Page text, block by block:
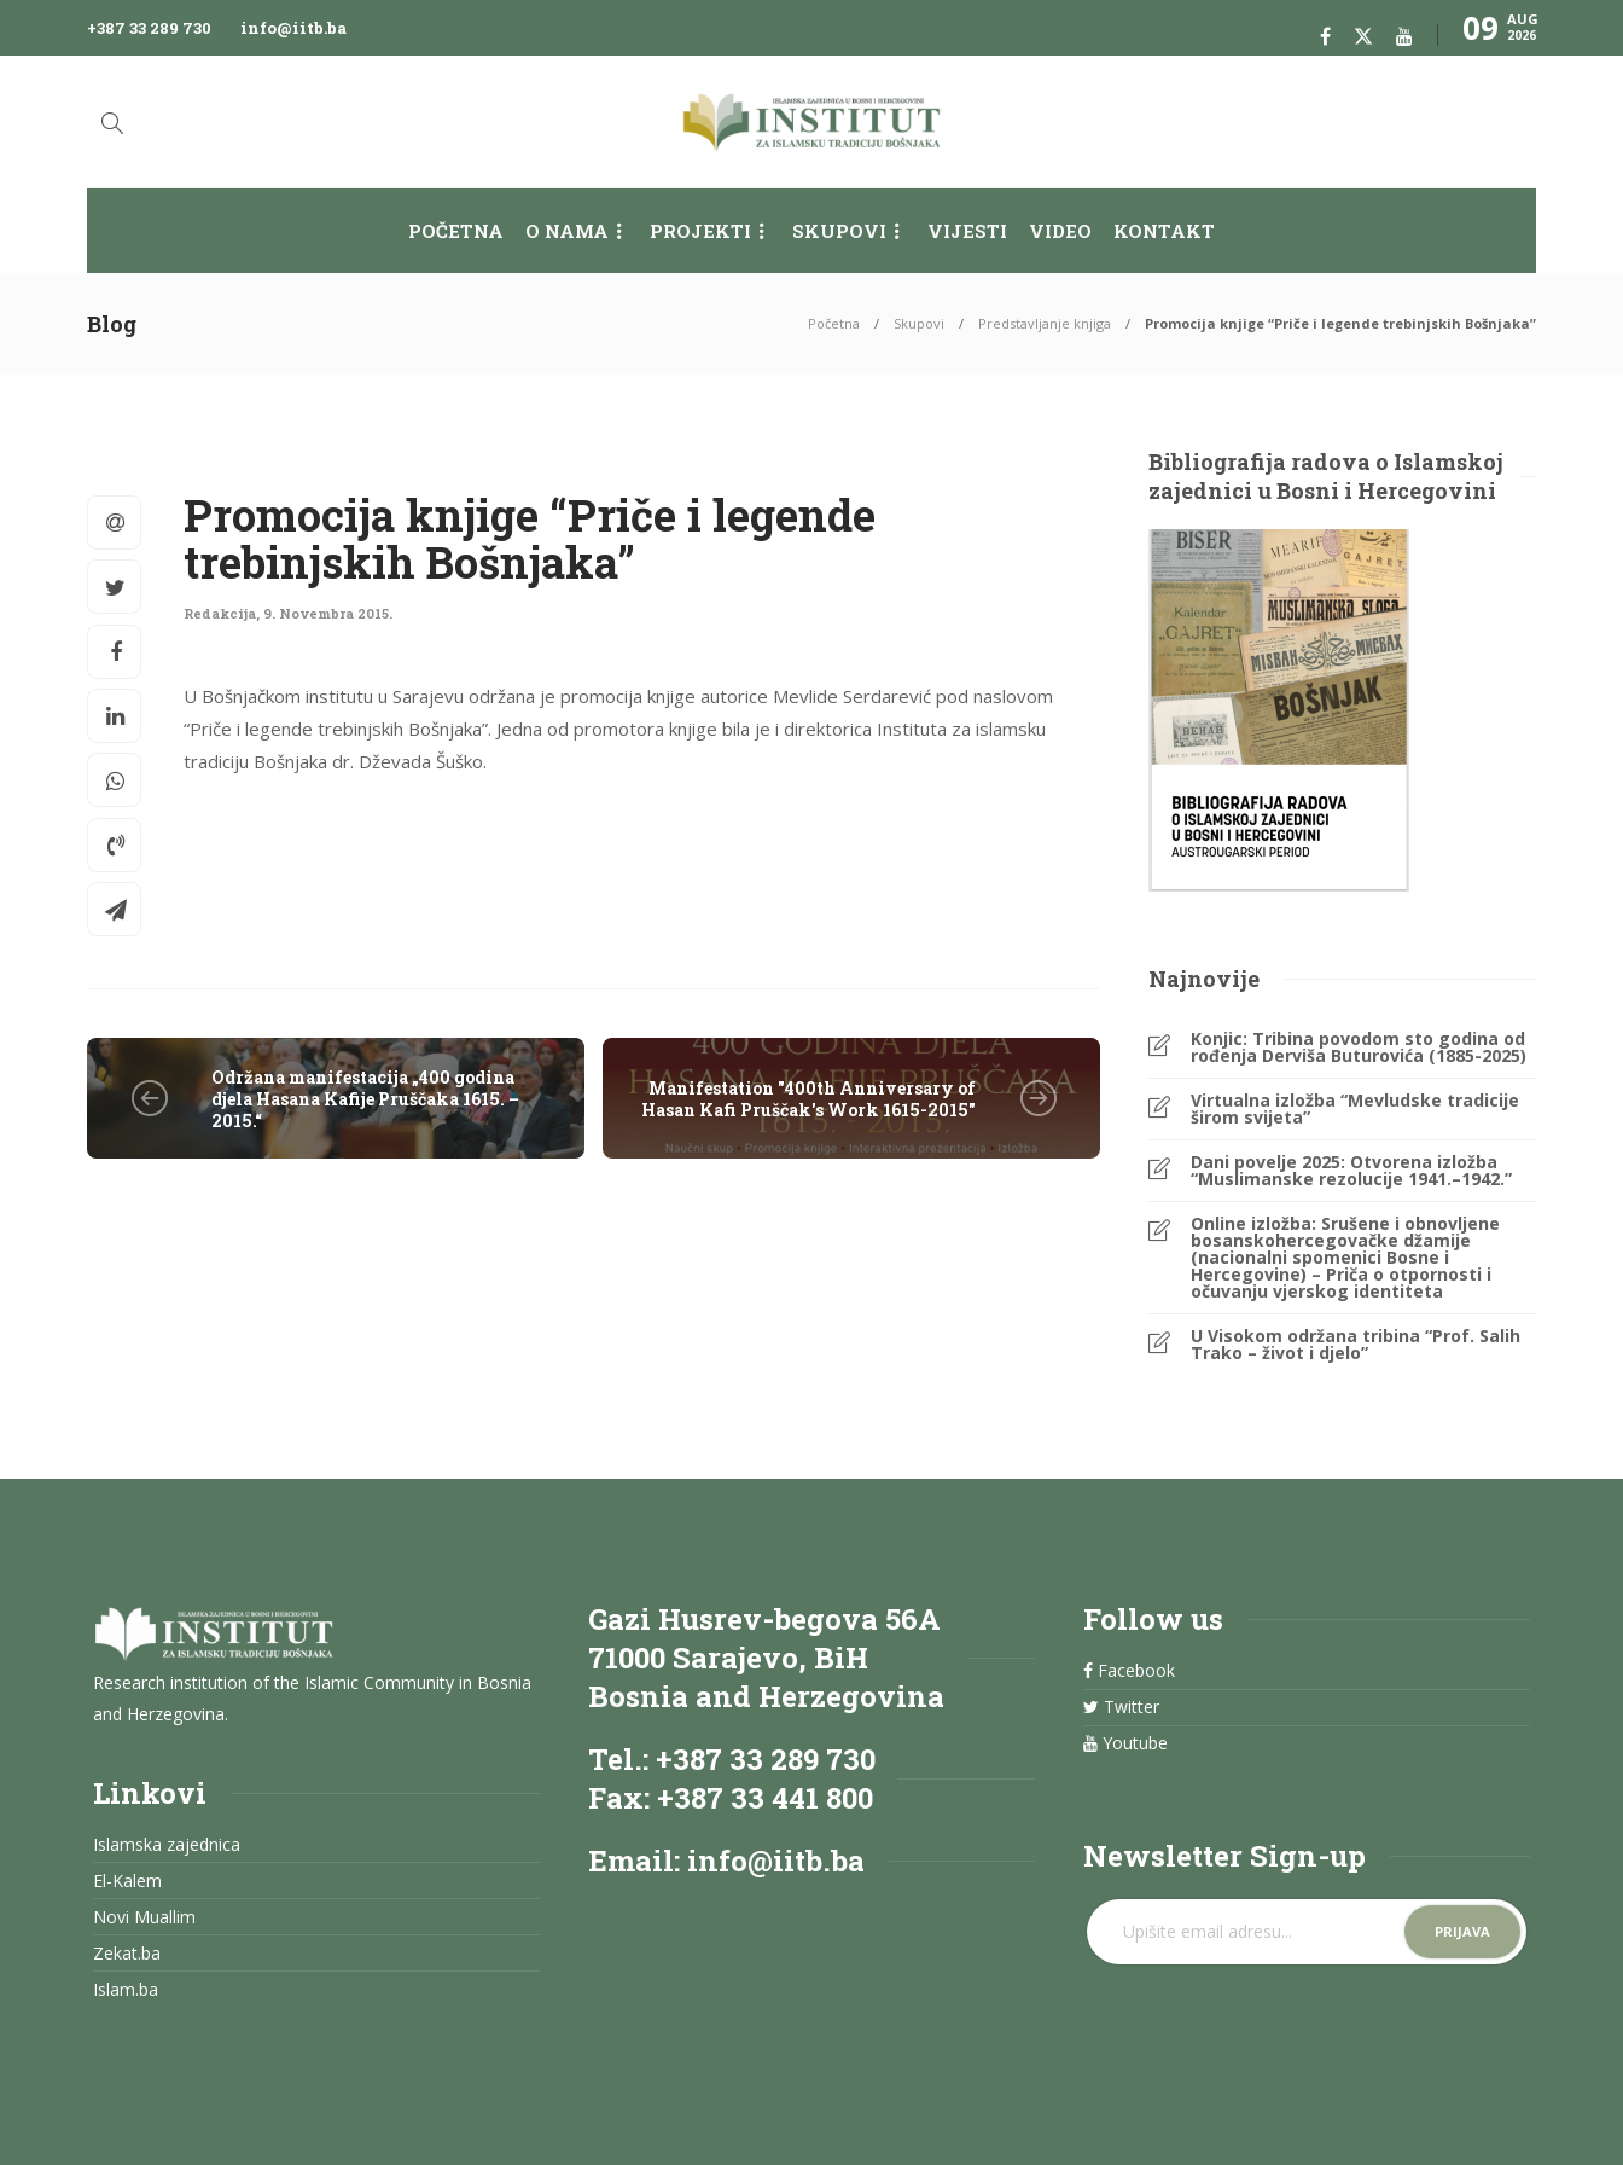
+387 33 289 730 info@iitb.ba 09 AUG
2026
POČETNA O NAMA PROJEKTI SKUPOVI VIJESTI VIDEO KONTAKT
Blog Početna Skupovi Predstavljanje knjiga Promocija knjige “Priče i legende trebinjskih Bošnjaka”
Promocija knjige “Priče i legende
trebinjskih Bošnjaka”
Redakcija, 9. Novembra 2015.
U Bošnjačkom institutu u Sarajevu održana je promocija knjige autorice Mevlide Serdarević pod naslovom
“Priče i legende trebinjskih Bošnjaka”. Jedna od promotora knjige bila je i direktorica Instituta za islamsku
tradiciju Bošnjaka dr. Dževada Šuško.
Održana manifestacija „400 godina
djela Hasana Kafije Pruščaka 1615. –
2015.“
Manifestation "400th Anniversary of
Hasan Kafi Pruščak's Work 1615-2015"
Bibliografija radova o Islamskoj
zajednici u Bosni i Hercegovini
Najnovije
Konjic: Tribina povodom sto godina od
rođenja Derviša Buturovića (1885-2025)
Virtualna izložba “Mevludske tradicije
širom svijeta”
Dani povelje 2025: Otvorena izložba
“Muslimanske rezolucije 1941.–1942.”
Online izložba: Srušene i obnovljene
bosanskohercegovačke džamije
(nacionalni spomenici Bosne i
Hercegovine) – Priča o otpornosti i
očuvanju vjerskog identiteta
U Visokom održana tribina “Prof. Salih
Trako – život i djelo”
Research institution of the Islamic Community in Bosnia
and Herzegovina.
Linkovi
Islamska zajednica
El-Kalem
Novi Muallim
Zekat.ba
Islam.ba
Gazi Husrev-begova 56A
71000 Sarajevo, BiH
Bosnia and Herzegovina
Tel.: +387 33 289 730
Fax: +387 33 441 800
Email: info@iitb.ba
Follow us
Facebook
Twitter
Youtube
Newsletter Sign-up